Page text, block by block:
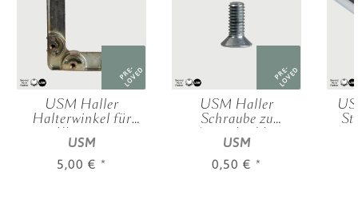
PRE-
LOVED
USM Haller
Halterwinkel für
Klapptür
USM
5,00 € *
PRE-
LOVED
USM Haller
Schraube zu
Ausziehtablar
USM
0,50 € *